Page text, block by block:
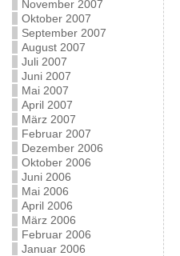
November 2007
Oktober 2007
September 2007
August 2007
Juli 2007
Juni 2007
Mai 2007
April 2007
März 2007
Februar 2007
Dezember 2006
Oktober 2006
Juni 2006
Mai 2006
April 2006
März 2006
Februar 2006
Januar 2006